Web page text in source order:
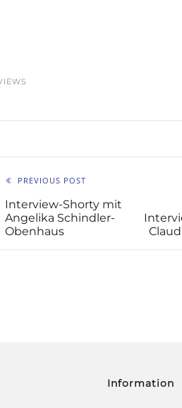
PREVIOUS POST
Interview-Shorty mit
Angelika Schindler-
Obenhaus
Information